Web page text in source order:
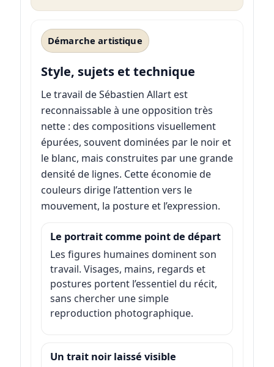
Démarche artistique
Style, sujets et technique
Le travail de Sébastien Allart est
reconnaissable à une opposition très
nette : des compositions visuellement
épurées, souvent dominées par le noir et
le blanc, mais construites par une grande
densité de lignes. Cette économie de
couleurs dirige l’attention vers le
mouvement, la posture et l’expression.
Le portrait comme point de départ
Les figures humaines dominent son
travail. Visages, mains, regards et
postures portent l’essentiel du récit,
sans chercher une simple
reproduction photographique.
Un trait noir laissé visible